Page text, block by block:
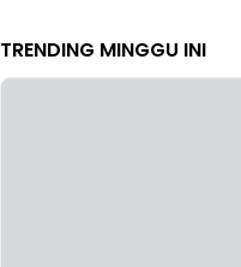
TRENDING MINGGU INI